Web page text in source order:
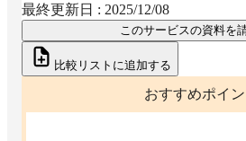
最終更新日 : 2025/12/08
このサービスの資料を
比較リストに追加する
おすすめポイン